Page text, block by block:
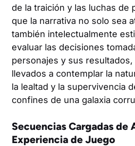
de la traición y las luchas de
que la narrativa no solo sea
también intelectualmente
evaluar las decisiones
personajes y sus
llevados a contemplar la
la lealtad y la supervivencia
confines de una galaxia
Secuencias Cargadas de
Experiencia de Juego